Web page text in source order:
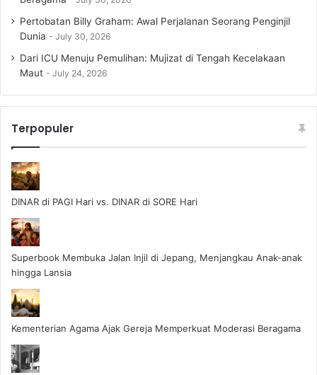
Pertobatan Billy Graham: Awal Perjalanan Seorang Penginjil
Dunia
July 30, 2026
Dari ICU Menuju Pemulihan: Mujizat di Tengah Kecelakaan
Maut
July 24, 2026
Terpopuler
DINAR di PAGI Hari vs. DINAR di SORE Hari
Superbook Membuka Jalan Injil di Jepang, Menjangkau Anak-anak
hingga Lansia
Kementerian Agama Ajak Gereja Memperkuat Moderasi Beragama